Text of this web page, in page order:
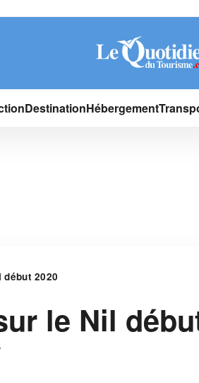
DestinationHébergement
2020
le Nil